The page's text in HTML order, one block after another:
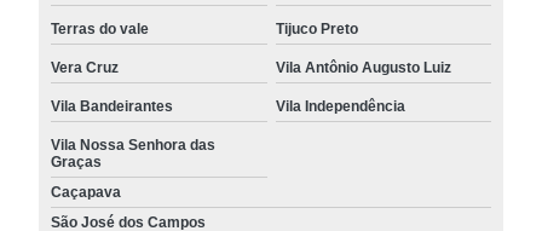
Terras do vale Tijuco Preto
Vera Cruz Vila Antônio Augusto Luiz
Vila Bandeirantes Vila Independência
Vila Nossa Senhora das
Graças
Caçapava
São José dos Campos